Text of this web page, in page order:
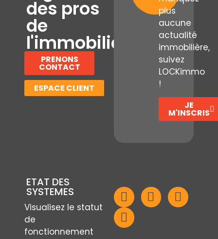
des pros
de
l'immobilier
PRENONS
CONTACT
ESPACE CLIENT
plus
aucune
actualité
immobilière,
suivez
LOCKimmo
!
JE
M'INSCRIS
ETAT DES
SYSTEMES
Visualisez le statut
de
fonctionnement